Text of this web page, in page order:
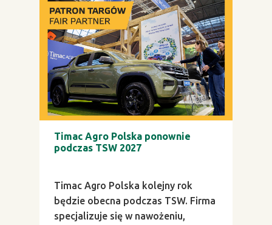
Timac Agro Polska ponownie
podczas TSW 2027
Timac Agro Polska kolejny rok
będzie obecna podczas TSW. Firma
specjalizuje się w nawożeniu,